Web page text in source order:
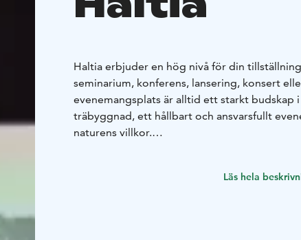
Haltia erbjuder en hög nivå för din
seminarium, konferens, lansering, konsert
evenemangsplats är alltid ett starkt budskap
träbyggnad, ett hållbart och ansvarsfullt
naturens villkor.
möten utomhus. Huvudutställningssalen och
Läs hela